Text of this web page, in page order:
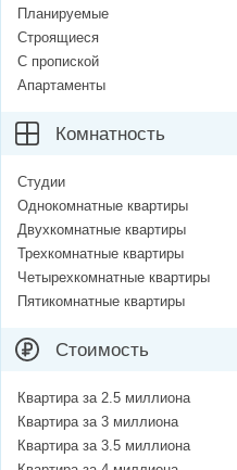
Планируемые
Строящиеся
С пропиской
Апартаменты
Комнатность
Студии
Однокомнатные квартиры
Двухкомнатные квартиры
Трехкомнатные квартиры
Четырехкомнатные квартиры
Пятикомнатные квартиры
Стоимость
Квартира за 2.5 миллиона
Квартира за 3 миллиона
Квартира за 3.5 миллиона